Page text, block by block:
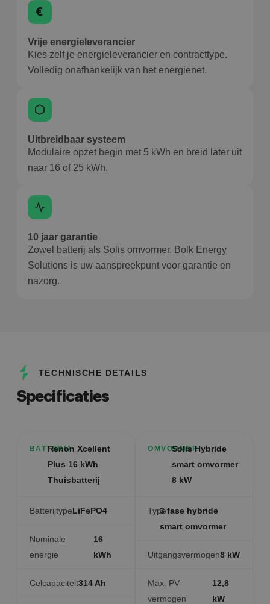
Vrije energieleverancier
Kies zelf je energieleverancier en contracttype.
Volledig onafhankelijk van het energienet.
Uitbreidbaar systeem
Modulaire opzet begin met 5 kWh en breid later uit
naar 16 of 25 kWh.
10 jaar garantie
Zowel batterij als Solis omvormer. Bolk Energy
Solutions is uw aanspreekpunt voor garantie en
nazorg.
TECHNISCHE DETAILS
Specificaties
BATTERIJ
Renon Xcellent
Plus 16 kWh
Thuisbatterij
BatterijtypeLiFePO4
Nominale
energie
16
kWh
Celcapaciteit314 Ah
OMVORMER
Solis Hybride
smart omvormer
8 kW
Type3 fase hybride
smart omvormer
Uitgangsvermogen8 kW
Max. PV-
vermogen
12,8
kW